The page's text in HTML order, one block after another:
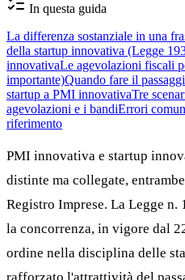
In questa guida
La differenza sostanziale in una
della startup innovativa (Legge
innovativaLe agevolazioni fiscali
importante)Quando fare il
startup a PMI innovativaTre
agevolazioni e i bandiErrori
riferimento
PMI innovativa e startup
distinte ma collegate,
Registro Imprese. La Legge
la concorrenza, in vigore dal
ordine nella disciplina delle